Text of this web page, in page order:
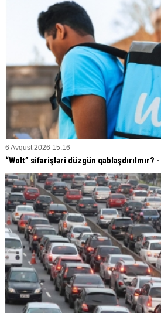
6 Avqust 2026 15:16
“Wolt” sifarişləri düzgün qablaşdırılmır? -